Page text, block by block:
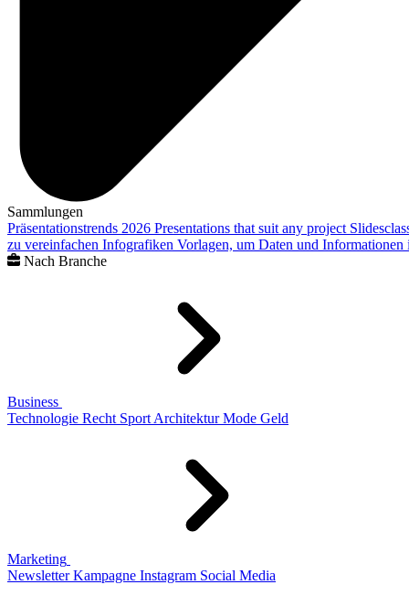
Sammlungen
Präsentationstrends 2026 Presentations that suit any project
zu vereinfachen Infografiken Vorlagen, um Daten und
Nach Branche
Business
Technologie Recht Sport Architektur Mode Geld
Marketing
Newsletter Kampagne Instagram Social Media